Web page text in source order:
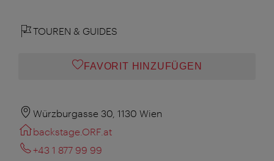
TOUREN & GUIDES
FAVORIT HINZUFÜGEN
Würzburgasse 30, 1130 Wien
backstage.ORF.at
+43 1 877 99 99